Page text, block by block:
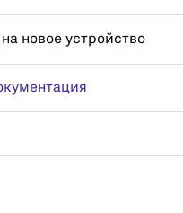
новое устройство